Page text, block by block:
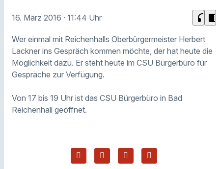
16. März 2016 · 11:44 Uhr headphones chrome_reader_mode
Wer einmal mit Reichenhalls Oberbürgermeister Herbert
Lackner ins Gespräch kommen möchte, der hat heute die
Möglichkeit dazu. Er steht heute im CSU Bürgerbüro für
Gespräche zur Verfügung.
Von 17 bis 19 Uhr ist das CSU Bürgerbüro in Bad
Reichenhall geöffnet.